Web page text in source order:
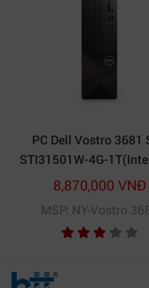
PC Dell Vostro 3681
STI31501W-4G-
i3-
10100/4GB/1TBHDD/
10 Home 64-bit/
802.11ac)
8,870,000 VNĐ
MSP: NY-Vostro